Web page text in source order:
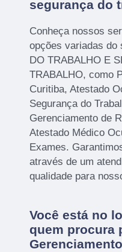
segurança do
Conheça nossos
opções variadas do
DO TRABALHO E
TRABALHO, como
Curitiba, Atestado
Segurança do
Gerenciamento de
Atestado Médico
Exames.
através de um
qualidade para
Você está no
quem procura